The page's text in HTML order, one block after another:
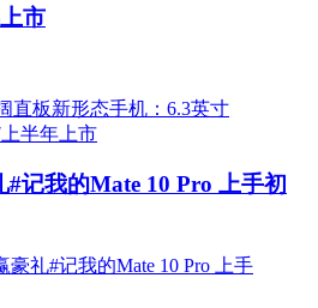
市
记我的Mate 10 Pro 上手初